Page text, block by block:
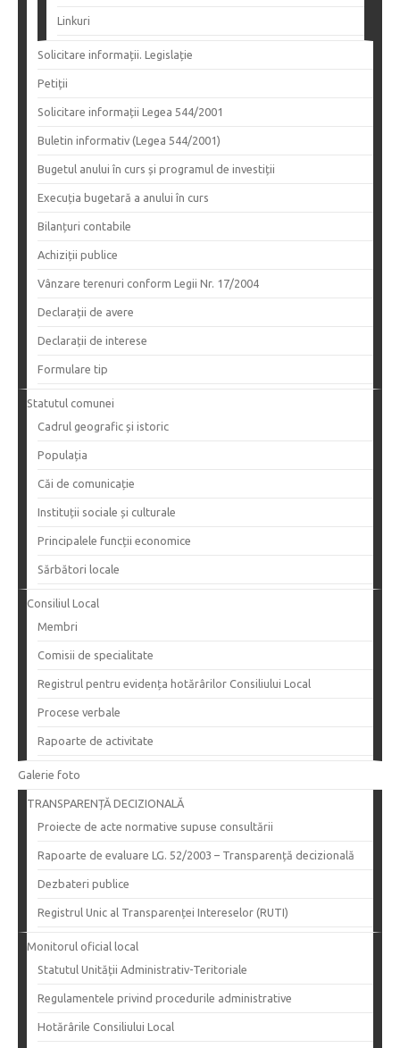
Linkuri
Solicitare informații. Legislație
Petiții
Solicitare informații Legea 544/2001
Buletin informativ (Legea 544/2001)
Bugetul anului în curs și programul de investiții
Execuția bugetară a anului în curs
Bilanțuri contabile
Achiziții publice
Vânzare terenuri conform Legii Nr. 17/2004
Declarații de avere
Declarații de interese
Formulare tip
Statutul comunei
Cadrul geografic și istoric
Populația
Căi de comunicație
Instituții sociale și culturale
Principalele funcții economice
Sărbători locale
Consiliul Local
Membri
Comisii de specialitate
Registrul pentru evidența hotărârilor Consiliului Local
Procese verbale
Rapoarte de activitate
Galerie foto
TRANSPARENȚĂ DECIZIONALĂ
Proiecte de acte normative supuse consultării
Rapoarte de evaluare LG. 52/2003 – Transparență decizională
Dezbateri publice
Registrul Unic al Transparenței Intereselor (RUTI)
Monitorul oficial local
Statutul Unității Administrativ-Teritoriale
Regulamentele privind procedurile administrative
Hotărârile Consiliului Local